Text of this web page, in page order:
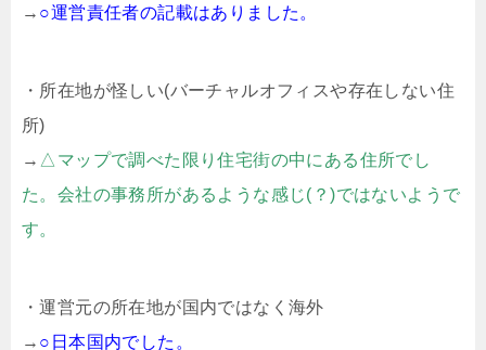
→ ○運営責任者の記載はありました。
・所在地が怪しい(バーチャルオフィスや存在しない住
所)
→ △マップで調べた限り住宅街の中にある住所でし
た。会社の事務所があるような感じ(？)ではないようで
す。
・運営元の所在地が国内ではなく海外
→ ○日本国内でした。